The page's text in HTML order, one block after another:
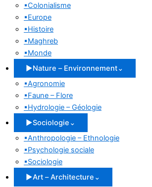
▪Colonialisme
▪Europe
▪Histoire
▪Maghreb
▪Monde
▶Nature – Environnement⌄
▪Agronomie
▪Faune – Flore
▪Hydrologie – Géologie
▶Sociologie ⌄
▪Anthropologie – Ethnologie
▪Psychologie sociale
▪Sociologie
▶Art – Architecture ⌄